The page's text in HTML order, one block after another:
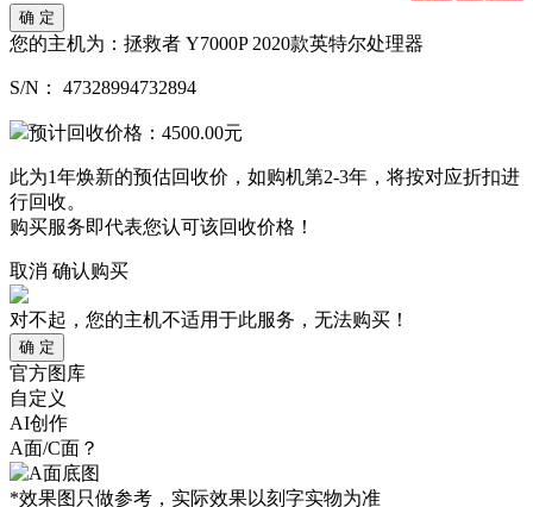
确 定
您的主机为： 拯救者 Y7000P 2020款英特尔处理器
S/N： 47328994732894
预计回收价格： 4500.00元
此为1年焕新的预估回收价，如购机第2-3年，将按对应折扣进
行回收。
购买服务即代表您认可该回收价格！
取消 确认购买
对不起，您的主机不适用于此服务，无法购买！
确 定
官方图库
自定义
AI创作
A面/C面？
*效果图只做参考，实际效果以刻字实物为准